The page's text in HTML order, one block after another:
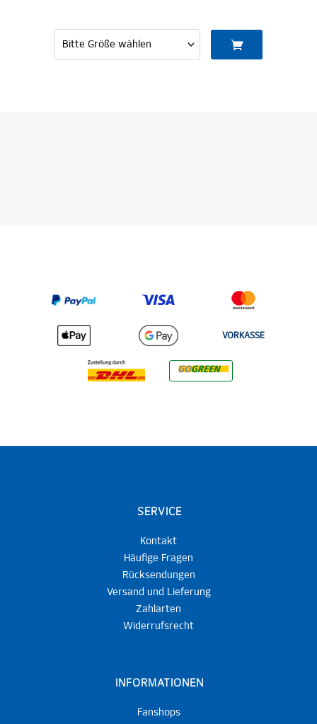
VORKASSE
SERVICE
Kontakt
Häufige Fragen
Rücksendungen
Versand und Lieferung
Zahlarten
Widerrufsrecht
INFORMATIONEN
Fanshops